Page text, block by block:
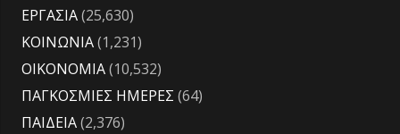
ΕΡΓΑΣΙΑ(25,630)
ΚΟΙΝΩΝΙΑ(1,231)
ΟΙΚΟΝΟΜΙΑ(10,532)
ΠΑΓΚΟΣΜΙΕΣ ΗΜΕΡΕΣ (64)
ΠΑΙΔΕΙΑ(2,376)